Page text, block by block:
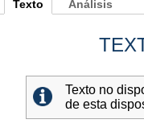
Texto
Texto no
de esta
Análisis